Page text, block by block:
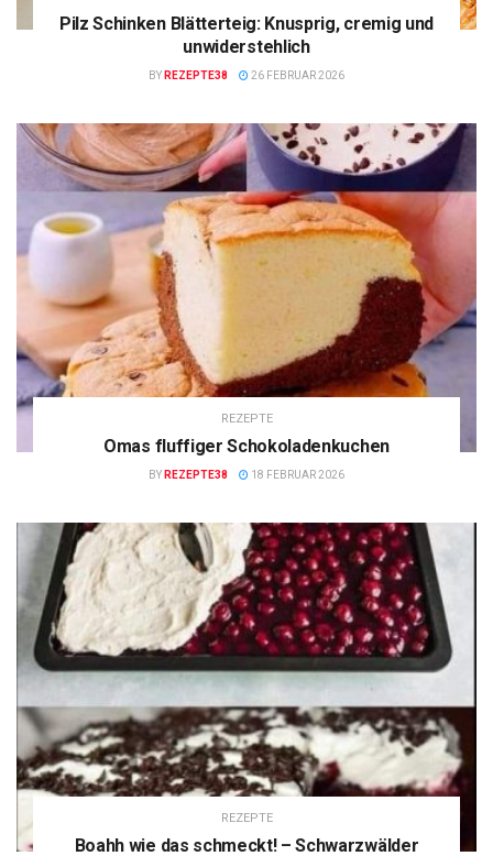
Pilz Schinken Blätterteig: Knusprig, cremig und
unwiderstehlich
BY REZEPTE38 26 FEBRUAR 2026
REZEPTE
Omas fluffiger Schokoladenkuchen
BY REZEPTE38 18 FEBRUAR 2026
REZEPTE
Boahh wie das schmeckt! – Schwarzwälder